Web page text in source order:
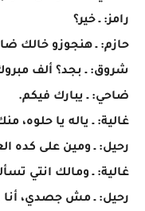
رامز: ـ خير؟
حازم: ـ هنجوزو خالك
شروق: ـ بجد؟ ألف
ضاحي: ـ يبارك فيكم.
غالية: ـ ياله يا حلوه،
رحيل: ـ ومين على كده
غالية: ـ ومالك انتي
رحيل: ـ مش جصدي، أنا